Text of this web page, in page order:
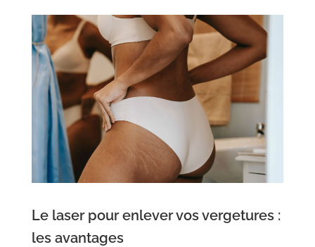
Le laser pour enlever vos vergetures :
les avantages